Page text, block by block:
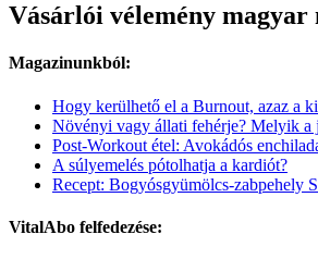
Vásárlói vélemény
Magazinunkból:
Hogy kerülhető el a Burnout, azaz a
Növényi vagy állati fehérje? Melyik a
Post-Workout étel: Avokádós
A súlyemelés pótolhatja a kardiót?
Recept: Bogyósgyümölcs-zabpehely
VitalAbo felfedezése: